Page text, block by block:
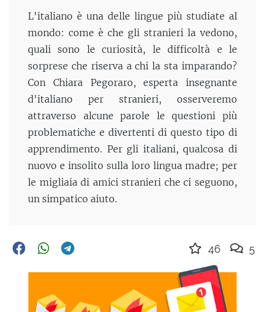
L'italiano è una delle lingue più studiate al
mondo: come è che gli stranieri la vedono,
quali sono le curiosità, le difficoltà e le
sorprese che riserva a chi la sta imparando?
Con Chiara Pegoraro, esperta insegnante
d'italiano per stranieri, osserveremo
attraverso alcune parole le questioni più
problematiche e divertenti di questo tipo di
apprendimento. Per gli italiani, qualcosa di
nuovo e insolito sulla loro lingua madre; per
le migliaia di amici stranieri che ci seguono,
un simpatico aiuto.
46 5